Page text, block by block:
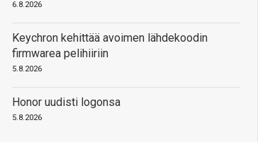
6.8.2026
Keychron kehittää avoimen lähdekoodin
firmwarea pelihiiriin
5.8.2026
Honor uudisti logonsa
5.8.2026